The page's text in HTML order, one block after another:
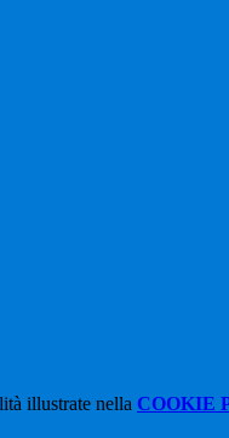
illustrate nella COOKIE